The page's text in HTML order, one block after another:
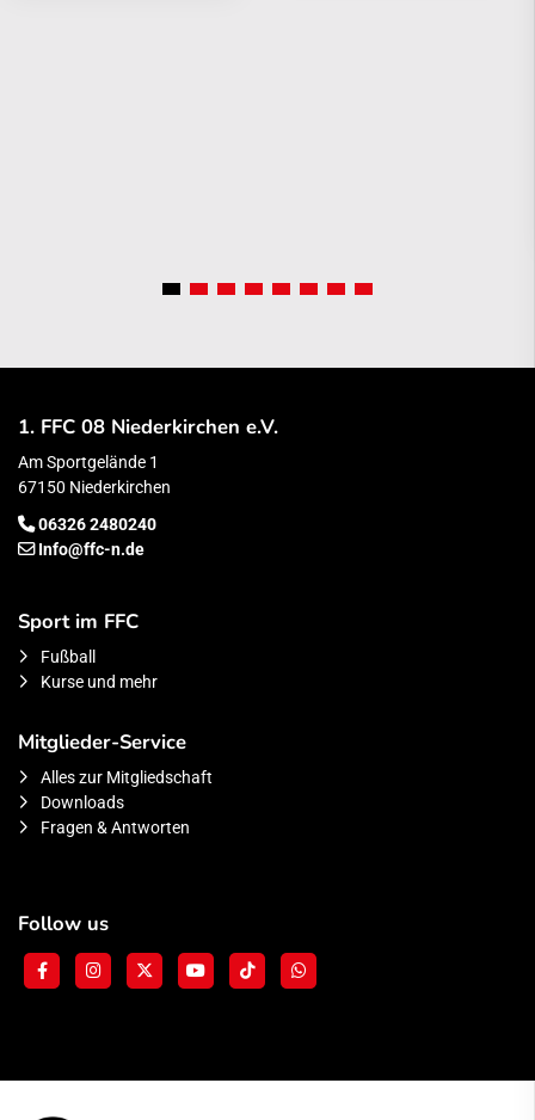
1. FFC 08 Niederkirchen e.V.
Am Sportgelände 1
67150 Niederkirchen
06326 2480240
Info@ffc-n.de
Sport im FFC
Fußball
Kurse und mehr
Mitglieder-Service
Alles zur Mitgliedschaft
Downloads
Fragen & Antworten
Follow us